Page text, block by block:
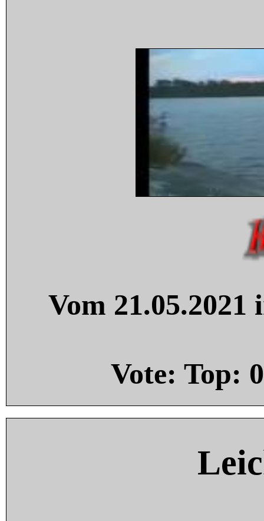
Vom
Vote: Top: 0